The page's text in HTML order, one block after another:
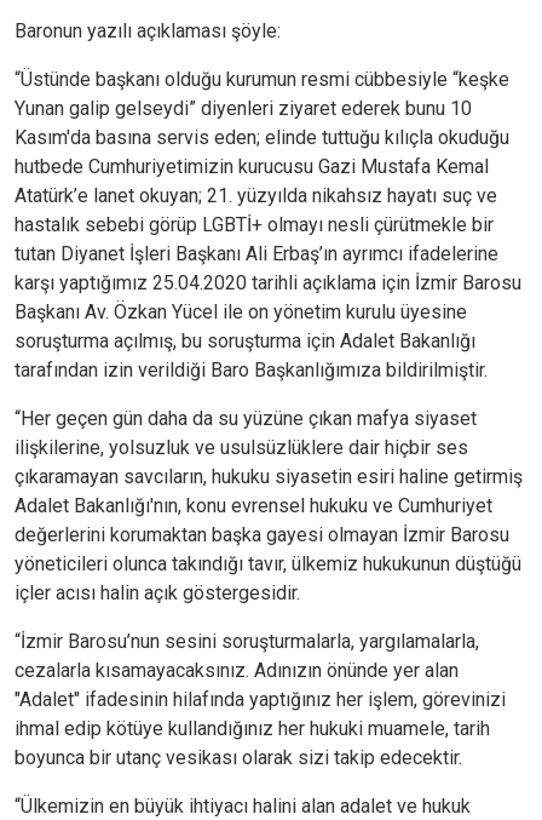
Baronun yazılı açıklaması şöyle:
“Üstünde başkanı olduğu kurumun resmi cübbesiyle “keşke
Yunan galip gelseydi” diyenleri ziyaret ederek bunu 10
Kasım'da basına servis eden; elinde tuttuğu kılıçla okuduğu
hutbede Cumhuriyetimizin kurucusu Gazi Mustafa Kemal
Atatürk’e lanet okuyan; 21. yüzyılda nikahsız hayatı suç ve
hastalık sebebi görüp LGBTİ+ olmayı nesli çürütmekle bir
tutan Diyanet İşleri Başkanı Ali Erbaş’ın ayrımcı ifadelerine
karşı yaptığımız 25.04.2020 tarihli açıklama için İzmir Barosu
Başkanı Av. Özkan Yücel ile on yönetim kurulu üyesine
soruşturma açılmış, bu soruşturma için Adalet Bakanlığı
tarafından izin verildiği Baro Başkanlığımıza bildirilmiştir.
“Her geçen gün daha da su yüzüne çıkan mafya siyaset
ilişkilerine, yolsuzluk ve usulsüzlüklere dair hiçbir ses
çıkaramayan savcıların, hukuku siyasetin esiri haline getirmiş
Adalet Bakanlığı'nın, konu evrensel hukuku ve Cumhuriyet
değerlerini korumaktan başka gayesi olmayan İzmir Barosu
yöneticileri olunca takındığı tavır, ülkemiz hukukunun düştüğü
içler acısı halin açık göstergesidir.
“İzmir Barosu’nun sesini soruşturmalarla, yargılamalarla,
cezalarla kısamayacaksınız. Adınızın önünde yer alan
"Adalet" ifadesinin hilafında yaptığınız her işlem, görevinizi
ihmal edip kötüye kullandığınız her hukuki muamele, tarih
boyunca bir utanç vesikası olarak sizi takip edecektir.
“Ülkemizin en büyük ihtiyacı halini alan adalet ve hukuk